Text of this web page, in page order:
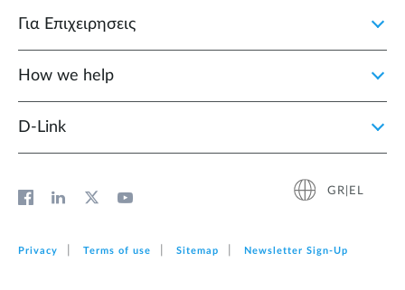
Για Επιχειρησεις
How we help
D‑Link
GR|EL
Privacy Terms of use Sitemap Newsletter Sign‑Up